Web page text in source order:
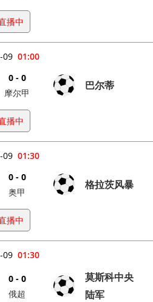
播中
01:00
09
0 - 0
摩尔甲
巴尔蒂
播中
01:30
09
0 - 0
奥甲
格拉茨风暴
播中
01:30
09
0 - 0
俄超
莫斯科中央
陆军